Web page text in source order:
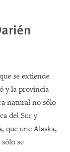
se extiende
y la provincia
natural no sólo
del Sur y
que une Alaska,
se